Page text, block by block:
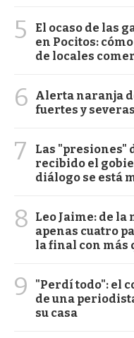
5
El ocaso de las
en Pocitos:
de locales
6
Alerta naranja
fuertes y
7
Las "presiones"
recibido el
diálogo se está
8
Leo Jaime: de la
apenas cuatro
la final con más
9
"Perdí todo": el
de una
su casa